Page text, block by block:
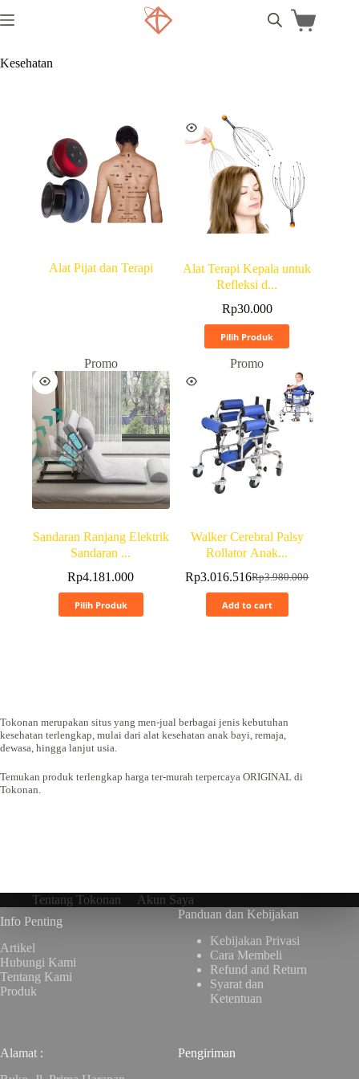
Kesehatan
Alat Pijat dan Terapi
Alat Terapi Kepala untuk
Refleksi d...
Rp30.000
Pilih Produk
Promo
Sandaran Ranjang Elektrik
Sandaran ...
Rp4.181.000
Pilih Produk
Promo
Walker Cerebral Palsy
Rollator Anak...
Rp3.980.000
Rp3.016.516
Add to cart
Tokonan merupakan situs yang men-jual berbagai jenis kebutuhan
kesehatan terlengkap, mulai dari alat kesehatan anak bayi, remaja,
dewasa, hingga lanjut usia.
Temukan produk terlengkap harga ter-murah terpercaya ORIGINAL di
Tokonan.
Tentang Tokonan
Akun Saya
Info Penting
Artikel
Hubungi Kami
Tentang Kami
Produk
Panduan dan Kebijakan
Kebijakan Privasi
Cara Membeli
Refund and Return
Syarat dan
Ketentuan
Alamat :
Pengiriman